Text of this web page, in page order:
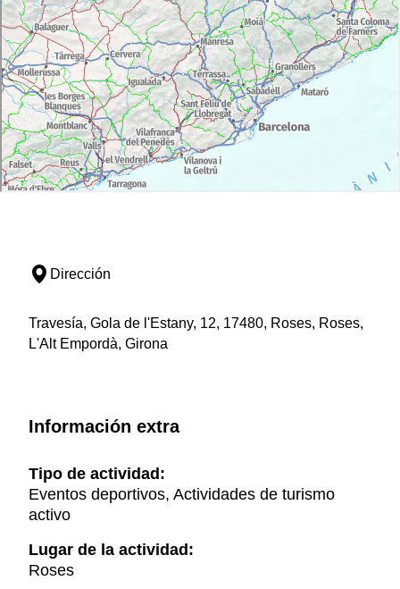
Dirección
Travesía, Gola de l'Estany, 12, 17480, Roses, Roses,
L'Alt Empordà, Girona
Información extra
Tipo de actividad:
Eventos deportivos, Actividades de turismo
activo
Lugar de la actividad:
Roses